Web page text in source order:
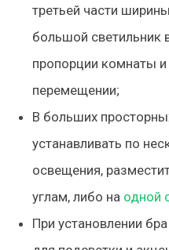
третьей части
большой светильник
пропорции комнаты
перемещении;
В больших
устанавливать по
освещения,
углам, либо на одной
При установлении